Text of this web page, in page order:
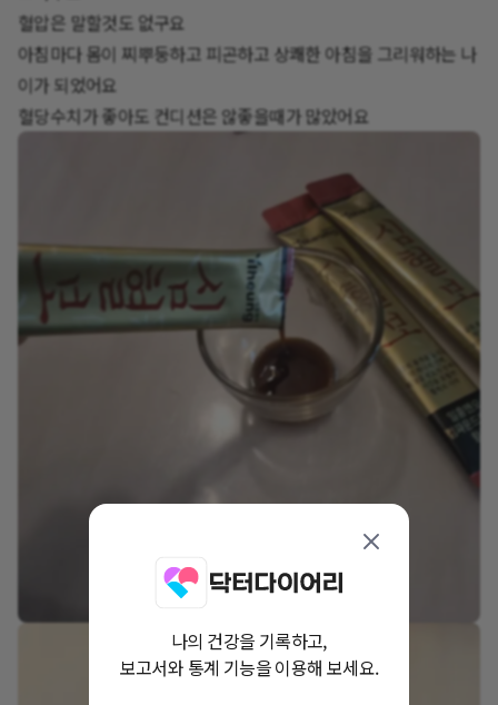
혈압은 말할것도 없구요
아침마다 몸이 찌뿌둥하고 피곤하고 상쾌한 아침을 그리워하는 나
이가 되었어요
혈당수치가 좋아도 컨디션은 않좋을때가 많았어요
나의 건강을 기록하고,
보고서와 통계 기능을 이용해 보세요.